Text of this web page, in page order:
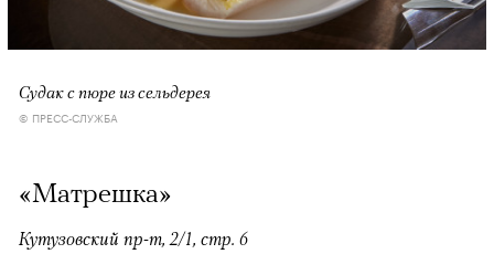
Судак с пюре из сельдерея
© ПРЕСС-СЛУЖБА
«Матрешка»
Кутузовский пр-т, 2/1, стр. 6